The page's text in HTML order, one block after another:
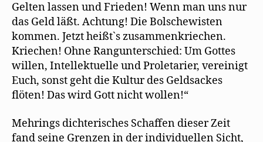
Gelten lassen und Frieden! Wenn man uns nur
das Geld läßt. Achtung! Die Bolschewisten
kommen. Jetzt heißt`s zusammenkriechen.
Kriechen! Ohne Rangunterschied: Um Gottes
willen, Intellektuelle und Proletarier, vereinigt
Euch, sonst geht die Kultur des Geldsackes
ﬂöten! Das wird Gott nicht wollen!“
Mehrings dichterisches Schaffen dieser Zeit
fand seine Grenzen in der individuellen Sicht,